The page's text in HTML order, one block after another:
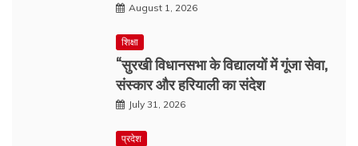
August 1, 2026
शिक्षा
“सुरखी विधानसभा के विद्यालयों में गूंजा सेवा,
संस्कार और हरियाली का संदेश
July 31, 2026
प्रदेश